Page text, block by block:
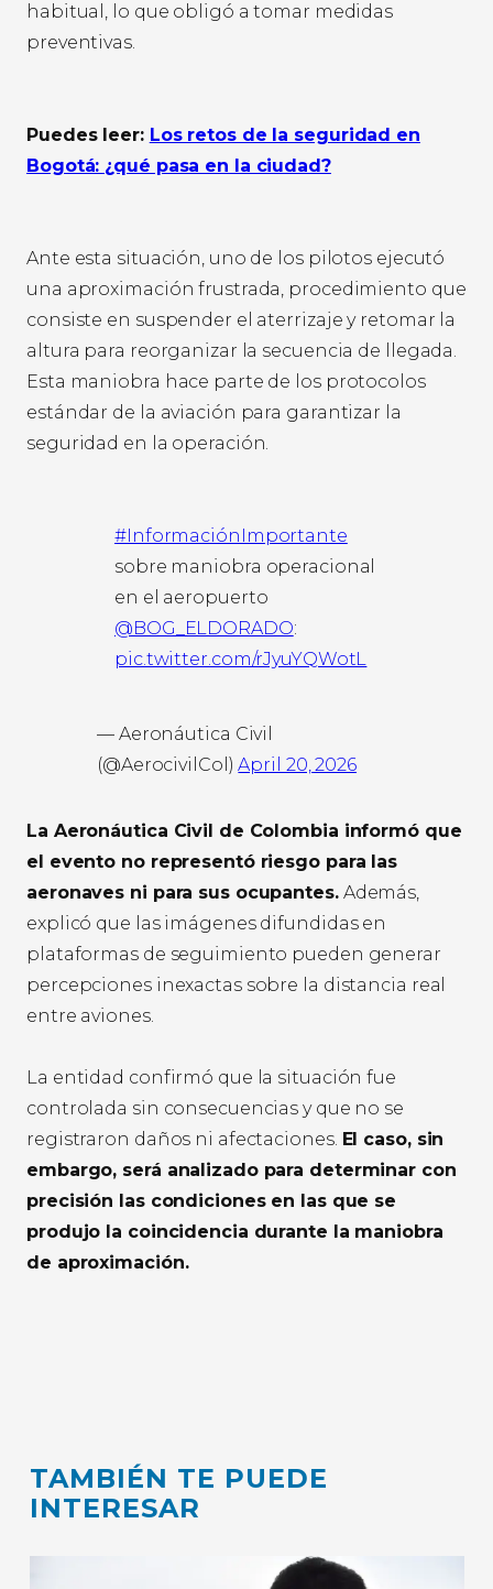
habitual, lo que obligó a tomar medidas
preventivas.
Puedes leer: Los retos de la seguridad en
Bogotá: ¿qué pasa en la ciudad?
Ante esta situación, uno de los pilotos ejecutó
una aproximación frustrada, procedimiento que
consiste en suspender el aterrizaje y retomar la
altura para reorganizar la secuencia de llegada.
Esta maniobra hace parte de los protocolos
estándar de la aviación para garantizar la
seguridad en la operación.
#InformaciónImportante
sobre maniobra operacional
en el aeropuerto
@BOG_ELDORADO:
pic.twitter.com/rJyuYQWotL
— Aeronáutica Civil
(@AerocivilCol)April 20, 2026
La Aeronáutica Civil de Colombia informó que
el evento no representó riesgo para las
aeronaves ni para sus ocupantes.Además,
explicó que las imágenes difundidas en
plataformas de seguimiento pueden generar
percepciones inexactas sobre la distancia real
entre aviones.
La entidad confirmó que la situación fue
controlada sin consecuencias y que no se
registraron daños ni afectaciones. El caso, sin
embargo, será analizado para determinar con
precisión las condiciones en las que se
produjo la coincidencia durante la maniobra
de aproximación.
TAMBIÉN TE PUEDE
INTERESAR